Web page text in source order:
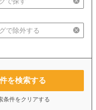
件を検索する
条件をクリアする